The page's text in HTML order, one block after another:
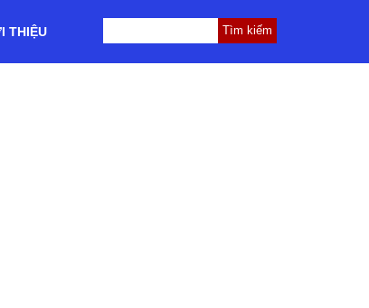
THIỆU